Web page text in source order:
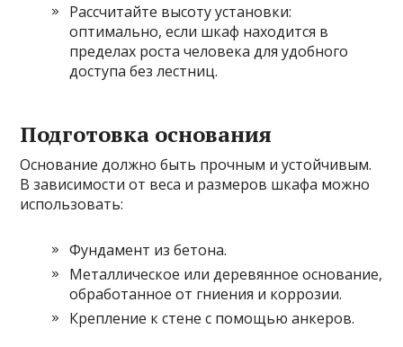
Рассчитайте высоту установки:
оптимально, если шкаф находится в
пределах роста человека для удобного
доступа без лестниц.
Подготовка основания
Основание должно быть прочным и устойчивым.
В зависимости от веса и размеров шкафа можно
использовать:
Фундамент из бетона.
Металлическое или деревянное основание,
обработанное от гниения и коррозии.
Крепление к стене с помощью анкеров.